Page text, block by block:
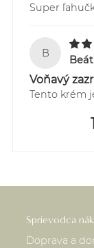
Super
B
Voňavý
Tento krém
Sprievodca
Doprava a